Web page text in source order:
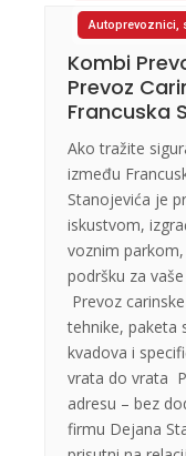
Autoprevoznici,
Kombi
Prevoz
Francuska
Ako tražite
između
Stanojevića je
iskustvom,
voznim
podršku za
Prevoz
tehnike, paketa
kvadova i
vrata do vrata
adresu – bez
firmu Dejana